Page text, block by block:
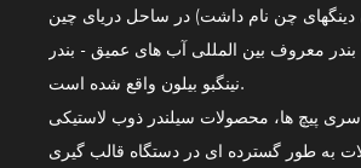
چن نام داشت) در ساحل دریای چین
معروف بین المللی آب های عمیق - بندر
نینگبو بیلون واقع شده است.
پیچ ها، محصولات سیلندر ذوب لاستیکی
به طور گسترده ای در دستگاه قالب گیری